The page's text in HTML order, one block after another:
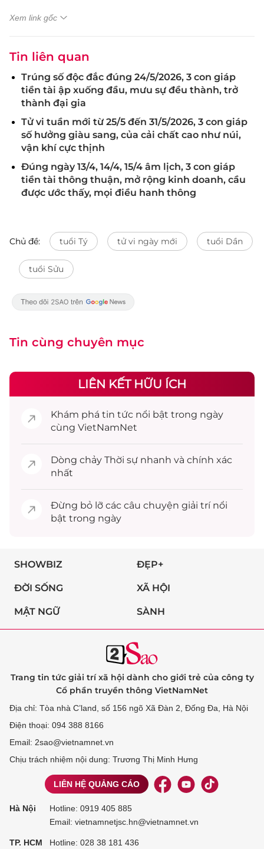
Xem link gốc
Tin liên quan
Trúng số độc đắc đúng 24/5/2026, 3 con giáp
tiền tài ập xuống đầu, mưu sự đều thành, trở
thành đại gia
Tử vi tuần mới từ 25/5 đến 31/5/2026, 3 con giáp
số hưởng giàu sang, của cải chất cao như núi,
vận khí cực thịnh
Đúng ngày 13/4, 14/4, 15/4 âm lịch, 3 con giáp
tiền tài thông thuận, mở rộng kinh doanh, cầu
được ước thấy, mọi điều hanh thông
Chủ đề: tuổi Tý tử vi ngày mới tuổi Dần
tuổi Sửu
Tin cùng chuyên mục
LIÊN KẾT HỮU ÍCH
Khám phá tin tức nổi bật trong ngày
cùng VietNamNet
Dòng chảy Thời sự nhanh và chính xác
nhất
Đừng bỏ lỡ các câu chuyện giải trínổi
bật trong ngày
SHOWBIZ ĐẸP+
ĐỜI SỐNG XÃ HỘI
MẬT NGỮ SÀNH
Trang tin tức giải trí xã hội dành cho giới trẻ của công ty
Cổ phần truyền thông VietNamNet
Địa chỉ: Tòa nhà C’land, số 156 ngõ Xã Đàn 2, Đống Đa, Hà Nội
Điện thoại: 094 388 8166
Email: 2sao@vietnamnet.vn
Chịu trách nhiệm nội dung: Trương Thị Minh Hưng
LIÊN HỆ QUẢNG CÁO
Hà Nội Hotline: 0919 405 885
Email: vietnamnetjsc.hn@vietnamnet.vn
TP. HCM Hotline: 028 38 181 436